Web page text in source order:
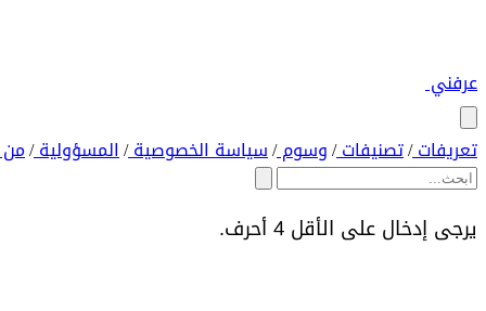
عرفني
تعريفات/ تصنيفات/ وسوم/ سياسة الخصوصية/ المسؤولية/
يرجى إدخال على الأقل 4 أحرف.